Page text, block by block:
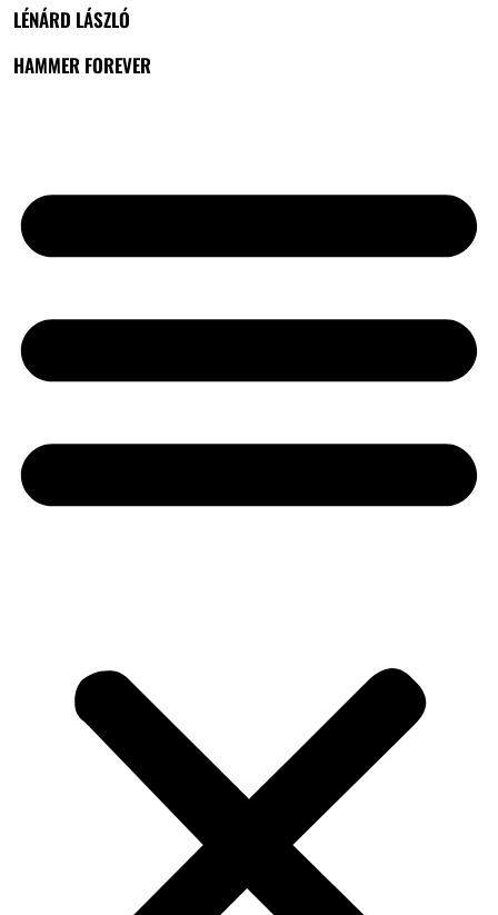
LÉNÁRD LÁSZLÓ
HAMMER FOREVER